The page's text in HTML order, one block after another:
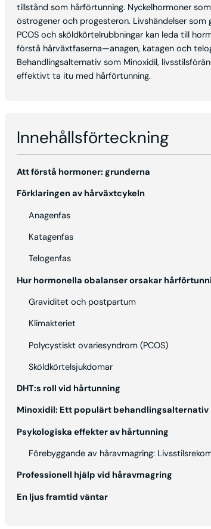
tillstånd som hårförtunning. Nyckelhormoner
östrogener och progesteron. Livshändelser
PCOS och sköldkörtelrubbningar kan leda till
förstå hårväxtfaserna—anagen, katagen och
Behandlingsalternativ som Minoxidil,
effektivt ta itu med hårförtunning.
Innehållsförteckning
Att förstå hormoner: grunderna
Förklaringen av hårväxtcykeln
Anagenfas
Katagenfas
Telogenfas
Hur hormonella obalanser orsakar
Graviditet och postpartum
Klimakteriet
Polycystiskt ovariesyndrom (PCOS)
Sköldkörtelsjukdomar
DHT:s roll vid hårtunning
Minoxidil: Ett populärt behandlingsalternativ
Psykologiska effekter av hårtunning
Förebyggande av håravmagring:
Professionell hjälp vid håravmagring
En ljus framtid väntar